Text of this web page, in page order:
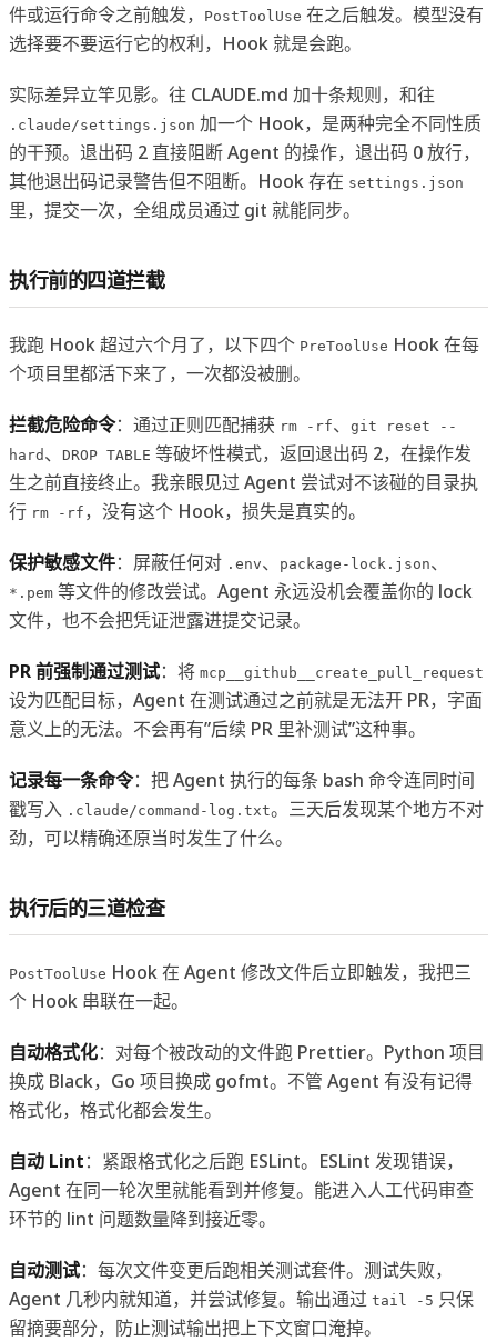
件或运行命令之前触发，
PostToolUse 在之后触发。模型没有
选择要不要运行它的权利，Hook 就是会跑。
实际差异立竿见影。往 CLAUDE.md 加十条规则，和往
.claude/settings.json 加一个 Hook，是两种完全不同性质
的干预。退出码 2 直接阻断 Agent 的操作，退出码 0 放行，
其他退出码记录警告但不阻断。Hook 存在 settings.json
里，提交一次，全组成员通过 git 就能同步。
执行前的四道拦截
我跑 Hook 超过六个月了，以下四个 PreToolUse Hook 在每
个项目里都活下来了，一次都没被删。
拦截危险命令：通过正则匹配捕获 rm -rf、
git reset --
hard 、 DROP TABLE 等破坏性模式，返回退出码 2，在操作发
生之前直接终止。我亲眼见过 Agent 尝试对不该碰的目录执
行 rm -rf ，没有这个 Hook，损失是真实的。
保护敏感文件：屏蔽任何对 .env、 package-lock.json、
*.pem 等文件的修改尝试。Agent 永远没机会覆盖你的 lock
文件，也不会把凭证泄露进提交记录。
PR 前强制通过测试：将 mcp__github__create_pull_request
设为匹配目标，Agent 在测试通过之前就是无法开 PR，字面
意义上的无法。不会再有”后续 PR 里补测试”这种事。
记录每一条命令：把 Agent 执行的每条 bash 命令连同时间
戳写入 .claude/command-log.txt。三天后发现某个地方不对
劲，可以精确还原当时发生了什么。
执行后的三道检查
PostToolUse Hook 在 Agent 修改文件后立即触发，我把三
个 Hook 串联在一起。
自动格式化：对每个被改动的文件跑 Prettier。Python 项目
换成 Black，Go 项目换成 gofmt。不管 Agent 有没有记得
格式化，格式化都会发生。
自动 Lint：紧跟格式化之后跑 ESLint。ESLint 发现错误，
Agent 在同一轮次里就能看到并修复。能进入人工代码审查
环节的 lint 问题数量降到接近零。
自动测试：每次文件变更后跑相关测试套件。测试失败，
Agent 几秒内就知道，并尝试修复。输出通过 tail -5 只保
留摘要部分，防止测试输出把上下文窗口淹掉。